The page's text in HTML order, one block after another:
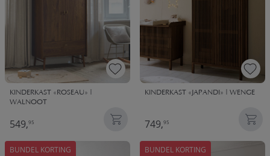
KINDERKAST «ROSEAU» |
WALNOOT
549,95
KINDERKAST «JAPANDI» | WENGE
749,95
BUNDEL KORTING BUNDEL KORTING